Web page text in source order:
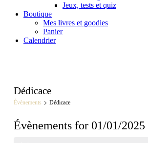
Jeux, tests et quiz
Boutique
Mes livres et goodies
Panier
Calendrier
Dédicace
Évènements Dédicace
Évènements for 01/01/2025